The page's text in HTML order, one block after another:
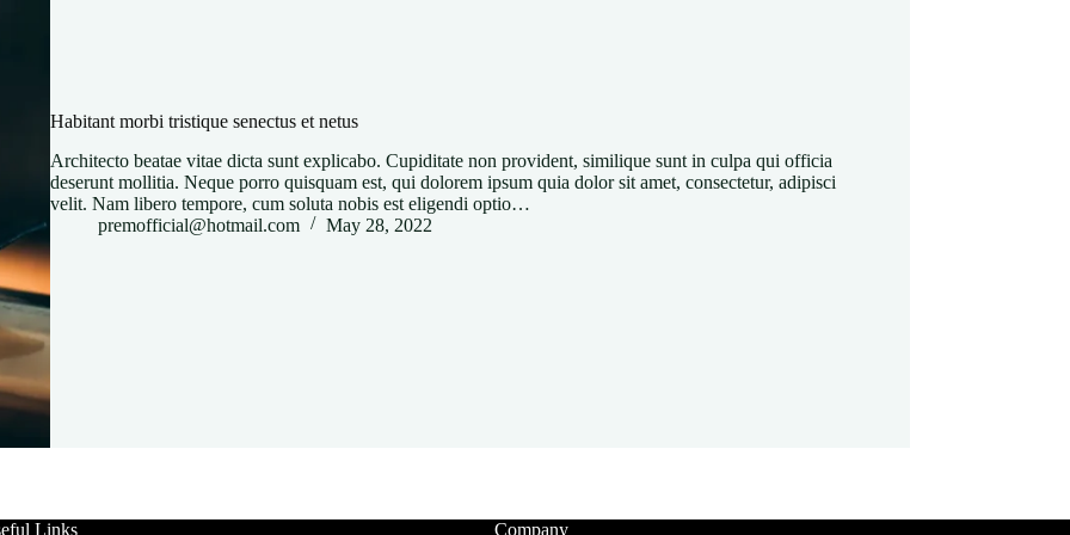
Habitant morbi tristique senectus et netus
Architecto beatae vitae dicta sunt explicabo. Cupiditate non provident, similique sunt in culpa qui officia
deserunt mollitia. Neque porro quisquam est, qui dolorem ipsum quia dolor sit amet, consectetur, adipisci
velit. Nam libero tempore, cum soluta nobis est eligendi optio…
premofficial@hotmail.com
May 28, 2022
Links Company